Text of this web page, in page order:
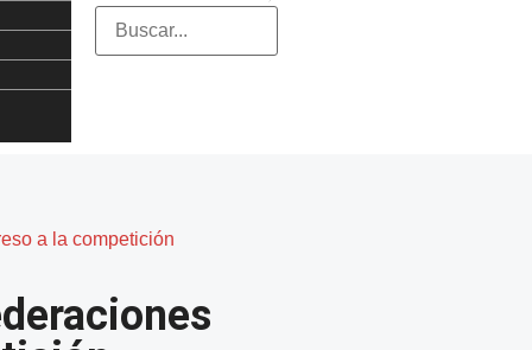
a la competición